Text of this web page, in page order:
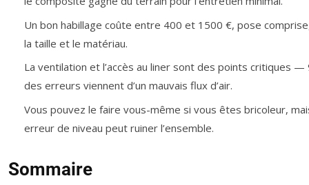
Un bon habillage coûte entre 400 et 1500 €, pose
la taille et le matériau.
La ventilation et l’accès au liner sont des points critiques —
des erreurs viennent d’un mauvais flux d’air.
Vous pouvez le faire vous-même si vous êtes bricoleur,
erreur de niveau peut ruiner l’ensemble.
Sommaire